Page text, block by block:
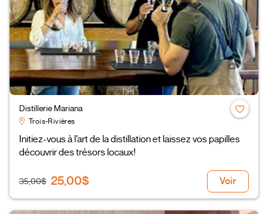
Distillerie Mariana
Trois-Rivières
Initiez-vous à l’art de la distillation et laissez vos papilles
découvrir des trésors locaux!
35,00$ 25,00$ Voir